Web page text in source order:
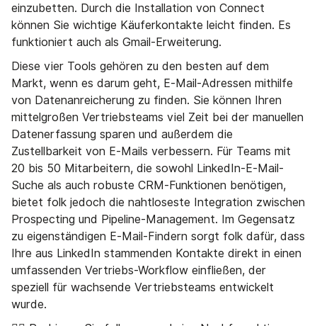
einzubetten. Durch die Installation von Connect
können Sie wichtige Käuferkontakte leicht finden. Es
funktioniert auch als Gmail-Erweiterung.
Diese vier Tools gehören zu den besten auf dem
Markt, wenn es darum geht, E-Mail-Adressen mithilfe
von Datenanreicherung zu finden. Sie können Ihren
mittelgroßen Vertriebsteams viel Zeit bei der manuellen
Datenerfassung sparen und außerdem die
Zustellbarkeit von E-Mails verbessern. Für Teams mit
20 bis 50 Mitarbeitern, die sowohl LinkedIn-E-Mail-
Suche als auch robuste CRM-Funktionen benötigen,
bietet folk jedoch die nahtloseste Integration zwischen
Prospecting und Pipeline-Management. Im Gegensatz
zu eigenständigen E-Mail-Findern sorgt folk dafür, dass
Ihre aus LinkedIn stammenden Kontakte direkt in einen
umfassenden Vertriebs-Workflow einfließen, der
speziell für wachsende Vertriebsteams entwickelt
wurde.